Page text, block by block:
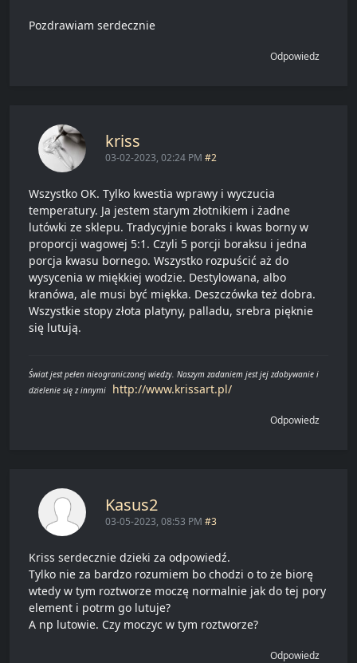
Pozdrawiam serdecznie
Odpowiedz
kriss
03-02-2023, 02:24 PM #2
Wszystko OK. Tylko kwestia wprawy i wyczucia
temperatury. Ja jestem starym złotnikiem i żadne
lutówki ze sklepu. Tradycyjnie boraks i kwas borny w
proporcji wagowej 5:1. Czyli 5 porcji boraksu i jedna
porcja kwasu bornego. Wszystko rozpuścić aż do
wysycenia w miękkiej wodzie. Destylowana, albo
kranówa, ale musi być miękka. Deszczówka też dobra.
Wszystkie stopy złota platyny, palladu, srebra pięknie
się lutują.
Świat jest pełen nieograniczonej wiedzy. Naszym zadaniem jest jej zdobywanie i
dzielenie się z innymi
http://www.krissart.pl/
Odpowiedz
Kasus2
03-05-2023, 08:53 PM #3
Kriss serdecznie dzieki za odpowiedź.
Tylko nie za bardzo rozumiem bo chodzi o to że biorę
wtedy w tym roztworze moczę normalnie jak do tej pory
element i potrm go lutuje?
A np lutowie. Czy moczyc w tym roztworze?
Odpowiedz